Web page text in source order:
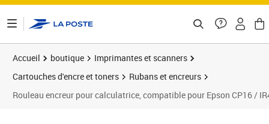
Accueil boutique
Imprimantes et scanners
Cartouches d'encre et toners
Rubans et encreurs
Rouleau encreur pour calculatrice, compatible pour Epson CP16 /